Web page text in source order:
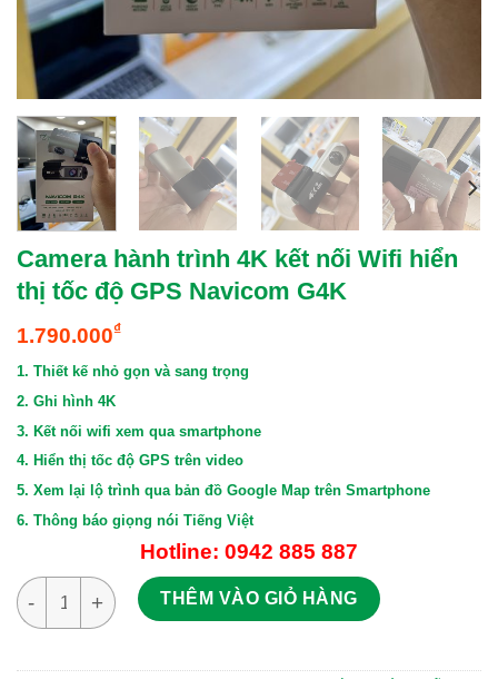
Camera hành trình 4K kết nối Wifi hiển
thị tốc độ GPS Navicom G4K
1.790.000₫
1. Thiết kế nhỏ gọn và sang trọng
2. Ghi hình 4K
3. Kết nối wifi xem qua smartphone
4. Hiển thị tốc độ GPS trên video
5. Xem lại lộ trình qua bản đồ Google Map trên Smartphone
6. Thông báo giọng nói Tiếng Việt
Hotline: 0942 885 887
Camera hành trình 4K kết nối Wifi hiển thị tốc độ GPS
THÊM VÀO GIỎ HÀNG